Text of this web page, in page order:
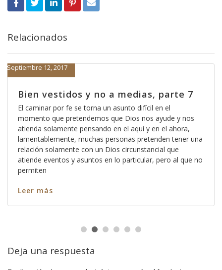
Relacionados
Bien vestidos y no a medias, parte 7
Septiembre 12, 2017
El caminar por fe se torna un asunto difícil en el
momento que pretendemos que Dios nos ayude y nos
atienda solamente pensando en el aquí y en el ahora,
lamentablemente, muchas personas pretenden tener una
relación solamente con un Dios circunstancial que
atiende eventos y asuntos en lo particular, pero al que no
permiten
Leer más
Deja una respuesta